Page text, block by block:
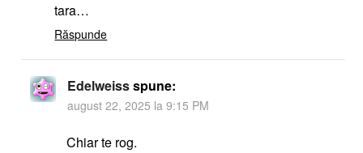
tara…
Răspunde
Edelweissspune:
august 22, 2025 la 9:15 PM
Chiar te rog.